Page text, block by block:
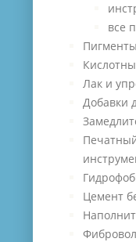
все
Лак и
Добавки
Цемент